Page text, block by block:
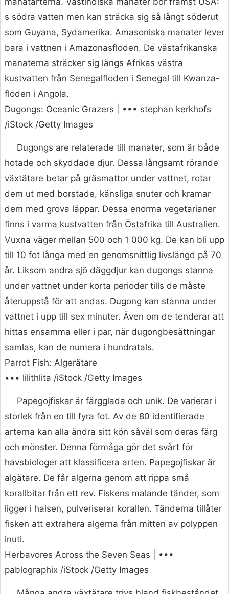
s södra vatten men kan sträcka sig så långt söderut
som Guyana, Sydamerika. Amasoniska manater lever
bara i vattnen i Amazonasfloden. De västafrikanska
manaterna sträcker sig längs Afrikas västra
kustvatten från Senegalfloden i Senegal till Kwanza-
floden i Angola.
Dugongs: Oceanic Grazers | ••• stephan kerkhofs
/iStock /Getty Images
Dugongs are relaterade till manater, som är både
hotade och skyddade djur. Dessa långsamt rörande
växtätare betar på gräsmattor under vattnet, rotar
dem ut med borstade, känsliga snuter och kramar
dem med grova läppar. Dessa enorma vegetarianer
finns i varma kustvatten från Östafrika till Australien.
Vuxna väger mellan 500 och 1 000 kg. De kan bli upp
till 10 fot långa med en genomsnittlig livslängd på 70
år. Liksom andra sjö däggdjur kan dugongs stanna
under vattnet under korta perioder tills de måste
återuppstå för att andas. Dugong kan stanna under
vattnet i upp till sex minuter. Även om de tenderar att
hittas ensamma eller i par, när dugongbesättningar
samlas, kan de numera i hundratals.
Parrot Fish: Algerätare
••• lilithlita /iStock /Getty Images
Papegojfiskar är färgglada och unik. De varierar i
storlek från en till fyra fot. Av de 80 identifierade
arterna kan alla ändra sitt kön såväl som deras färg
och mönster. Denna förmåga gör det svårt för
havsbiologer att klassificera arten. Papegojfiskar är
algätare. De får algerna genom att rippa små
korallbitar från ett rev. Fiskens malande tänder, som
ligger i halsen, pulveriserar korallen. Tänderna tillåter
fisken att extrahera algerna från mitten av polyppen
inuti.
Herbavores Across the Seven Seas | •••
pablographix /iStock /Getty Images